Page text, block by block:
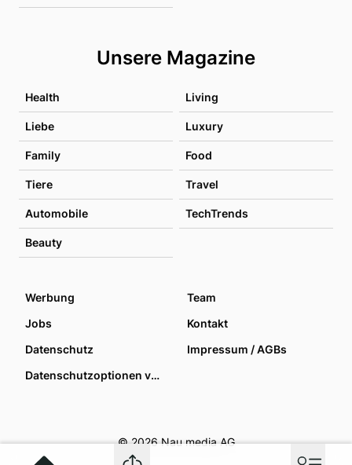
Unsere Magazine
Health Living
Liebe Luxury
Family Food
Tiere Travel
Automobile TechTrends
Beauty
Werbung
Team
Jobs
Kontakt
Datenschutz
Impressum / AGBs
Datenschutzoptionen verwalten
© 2026 Nau media AG